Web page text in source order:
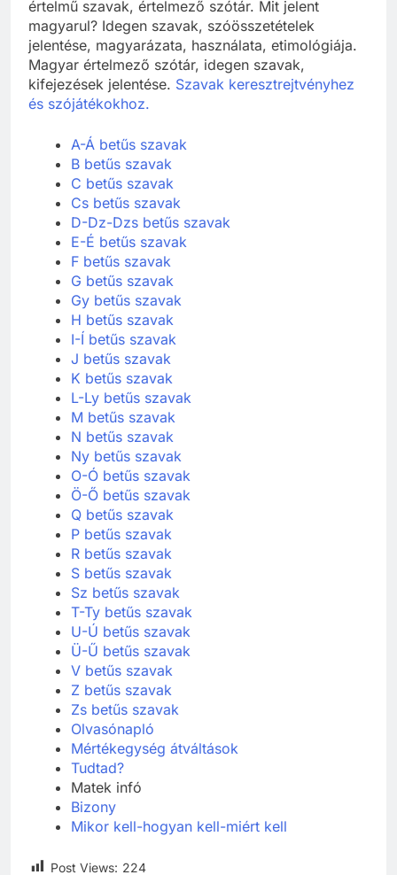
értelmű szavak, értelmező szótár. Mit jelent
magyarul? Idegen szavak, szóösszetételek
jelentése, magyarázata, használata, etimológiája.
Magyar értelmező szótár, idegen szavak,
kifejezések jelentése.
A-Á betűs szavak
B betűs szavak
C betűs szavak
Cs betűs szavak
D-Dz-Dzs betűs szavak
E-É betűs szavak
F betűs szavak
G betűs szavak
Gy betűs szavak
H betűs szavak
I-Í betűs szavak
J betűs szavak
K betűs szavak
L-Ly betűs szavak
M betűs szavak
N betűs szavak
Ny betűs szavak
O-Ó betűs szavak
Ö-Ő betűs szavak
Q betűs szavak
P betűs szavak
R betűs szavak
S betűs szavak
Sz betűs szavak
T-Ty betűs szavak
U-Ú betűs szavak
Ü-Ű betűs szavak
V betűs szavak
Z betűs szavak
Zs betűs szavak
Olvasónapló
Mértékegység átváltások
Tudtad?
Matek infó
Bizony